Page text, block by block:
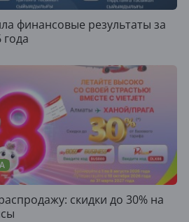
финансовые результаты за
года
скидки до 30% на